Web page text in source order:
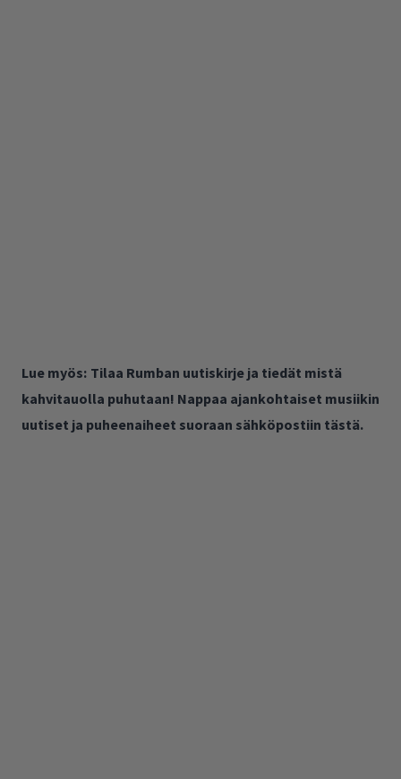
Lue myös: Tilaa Rumban uutiskirje ja tiedät mistä
kahvitauolla puhutaan! Nappaa ajankohtaiset musiikin
uutiset ja puheenaiheet suoraan sähköpostiin tästä.